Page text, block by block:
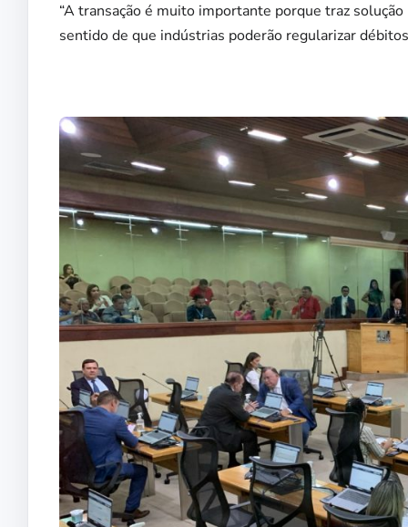
“A transação é muito importante porque traz
sentido de que indústrias poderão regularizar